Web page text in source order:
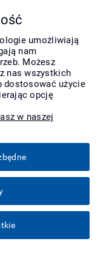
umożliwiają
nam
Możesz
nas wszystkich
dostosować użycie
opcję
w naszej